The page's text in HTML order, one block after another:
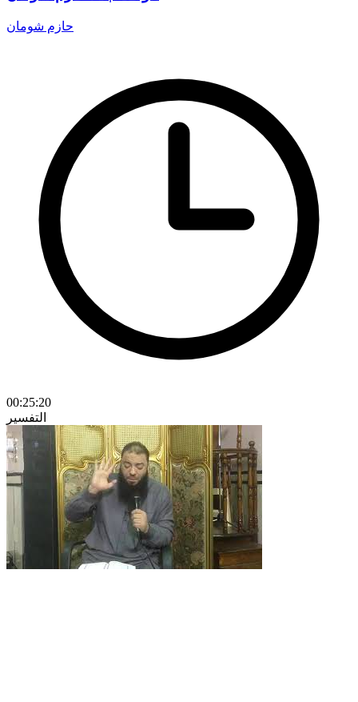
حازم شومان
00:25:20
التفسير